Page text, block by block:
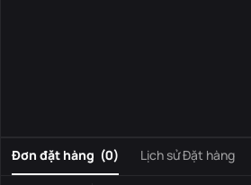
Đơn đặt hàng (0) Lịch sử Đặt hàng